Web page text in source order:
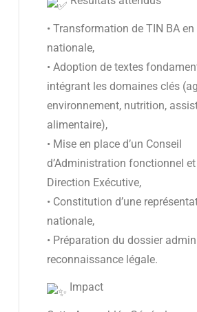
• Transformation de TIN BA
nationale,
• Adoption de textes
intégrant les domaines clés
environnement, nutrition,
alimentaire),
• Mise en place d’un Conseil
d’Administration fonctionnel et
Direction Exécutive,
• Constitution d’une
nationale,
• Préparation du dossier
reconnaissance légale.
Impact